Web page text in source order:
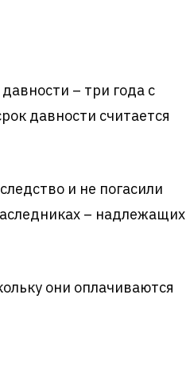
– три года с
давности считается
и не погасили
– надлежащих
они оплачиваются